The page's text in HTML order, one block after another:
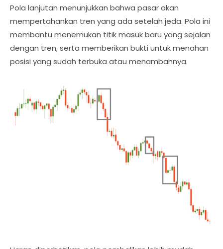
Pola lanjutan menunjukkan bahwa pasar akan
mempertahankan tren yang ada setelah jeda. Pola ini
membantu menemukan titik masuk baru yang sejalan
dengan tren, serta memberikan bukti untuk menahan
posisi yang sudah terbuka atau menambahnya.